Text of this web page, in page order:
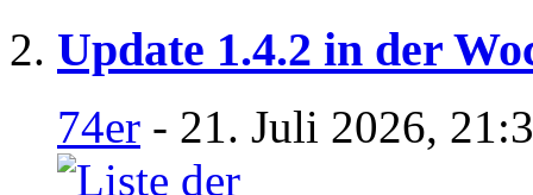
Update 1.4.2 in der
74er - 21. Juli 2026,